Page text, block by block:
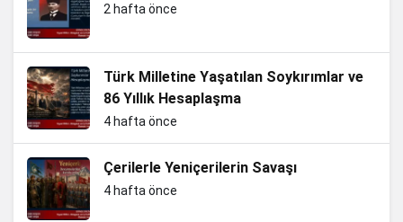
2 hafta önce
Türk Milletine Yaşatılan Soykırımlar ve
86 Yıllık Hesaplaşma
4 hafta önce
Çerilerle Yeniçerilerin Savaşı
4 hafta önce